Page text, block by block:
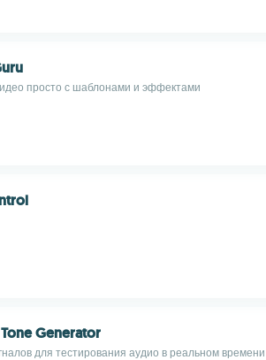
просто с шаблонами и эффектами
Generator
для тестирования аудио в реальном времени